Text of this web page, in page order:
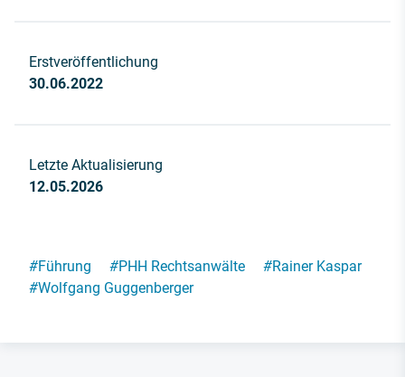
Erstveröffentlichung
30.06.2022
Letzte Aktualisierung
12.05.2026
#Führung #PHH Rechtsanwälte #Rainer Kaspar
#Wolfgang Guggenberger